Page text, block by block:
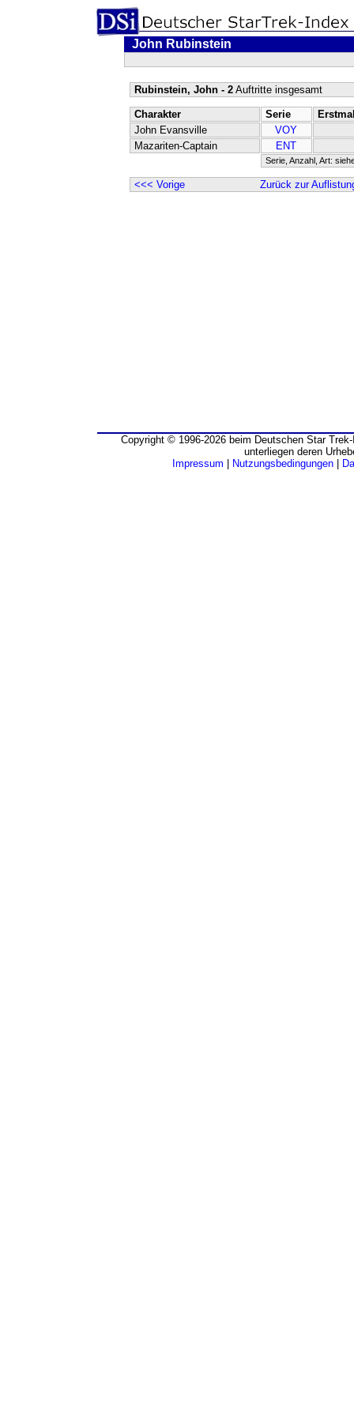
John Rubinstein
Rubinstein, John - 2Auftritte insgesamt
Charakter Serie
John Evansville
VOY
Mazariten-Captain
ENT
Serie, Anzahl, Art:
<<< Vorige Zurück zur
Copyright © 1996-2026 beim Deutschen Star
unterliegen deren
Impressum
Nutzungsbedingungen